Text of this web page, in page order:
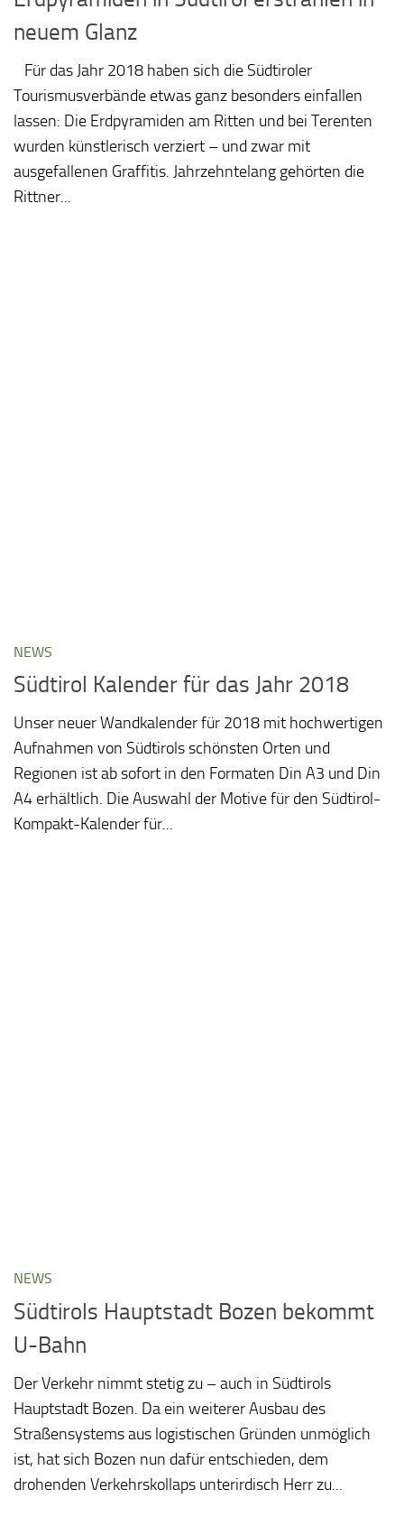
neuem Glanz
Für das Jahr 2018 haben sich die Südtiroler
Tourismusverbände etwas ganz besonders einfallen
lassen: Die Erdpyramiden am Ritten und bei Terenten
wurden künstlerisch verziert – und zwar mit
ausgefallenen Graffitis. Jahrzehntelang gehörten die
Rittner...
NEWS
Südtirol Kalender für das Jahr 2018
Unser neuer Wandkalender für 2018 mit hochwertigen
Aufnahmen von Südtirols schönsten Orten und
Regionen ist ab sofort in den Formaten Din A3 und Din
A4 erhältlich. Die Auswahl der Motive für den Südtirol-
Kompakt-Kalender für...
NEWS
Südtirols Hauptstadt Bozen bekommt
U-Bahn
Der Verkehr nimmt stetig zu – auch in Südtirols
Hauptstadt Bozen. Da ein weiterer Ausbau des
Straßensystems aus logistischen Gründen unmöglich
ist, hat sich Bozen nun dafür entschieden, dem
drohenden Verkehrskollaps unterirdisch Herr zu...